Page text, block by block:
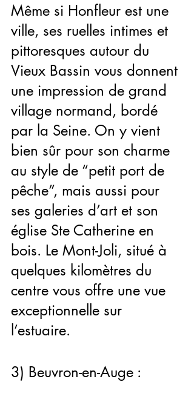
Même si Honfleur est une
ville, ses ruelles intimes et
pittoresques autour du
Vieux Bassin vous donnent
une impression de grand
village normand, bordé
par la Seine. On y vient
bien sûr pour son charme
au style de “petit port de
pêche”, mais aussi pour
ses galeries d’art et son
église Ste Catherine en
bois. Le Mont-Joli, situé à
quelques kilomètres du
centre vous offre une vue
exceptionnelle sur
l’estuaire.
3) Beuvron-en-Auge :